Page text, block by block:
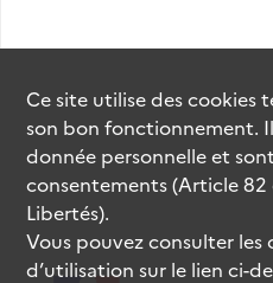
Ce site utilise descookies
son bon fonctionnement.
donnée personnelle et
consentements (Article
Libertés).
Vous pouvez consulter les
d’utilisation sur le lien ci-